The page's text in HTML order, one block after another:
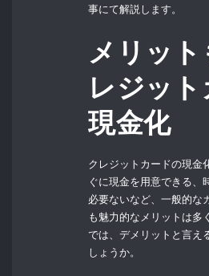
事にて解説します。
メリット
レジッ
現金化
クレジットカードの現金
ぐに現金を用意できる、
必要ないなど、一般的な
も魅力的なメリットは多
では、デメリットと言え
しょうか。